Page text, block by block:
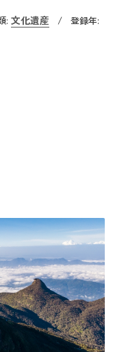
イプールへ遷都す
レスの一角に観測
の領地5カ所にも同
存されています。
ジャイプールは、
: 文化遺産 / 登録年: